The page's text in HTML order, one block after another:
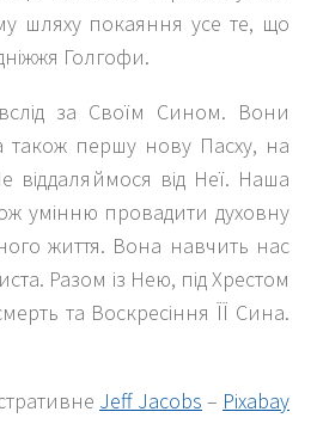
шляху покаяння усе те, що
Голгофи.
за Своїм Сином. Вони
також першу нову Пасху, на
від Неї. Наша
умінню провадити духовну
життя. Вона навчить нас
Разом із Нею, під Хрестом
та Воскресіння ЇЇ Сина.
Jeff Jacobs – Pixabay